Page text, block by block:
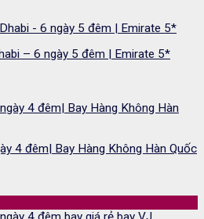
– 6 ngày 5 đêm | Emirate 5*
4 đêm| Bay Hàng Không Hàn Quốc